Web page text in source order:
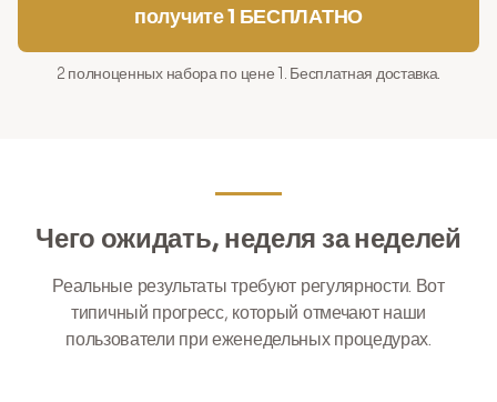
получите 1 БЕСПЛАТНО
2 полноценных набора по цене 1. Бесплатная доставка.
Чего ожидать, неделя за неделей
Реальные результаты требуют регулярности. Вот
типичный прогресс, который отмечают наши
пользователи при еженедельных процедурах.